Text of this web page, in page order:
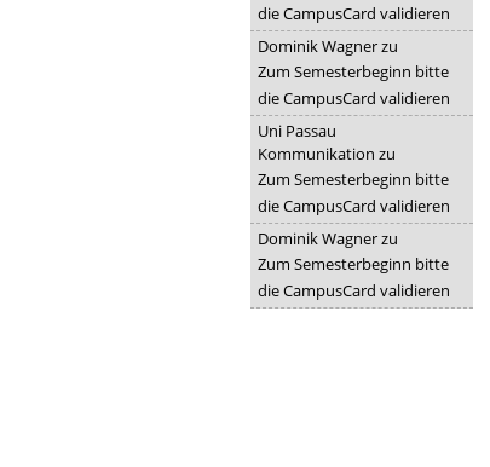
die CampusCard validieren
Dominik Wagnerzu
Zum Semesterbeginn bitte
die CampusCard validieren
Uni Passau
Kommunikation zu
Zum Semesterbeginn bitte
die CampusCard validieren
Dominik Wagnerzu
Zum Semesterbeginn bitte
die CampusCard validieren